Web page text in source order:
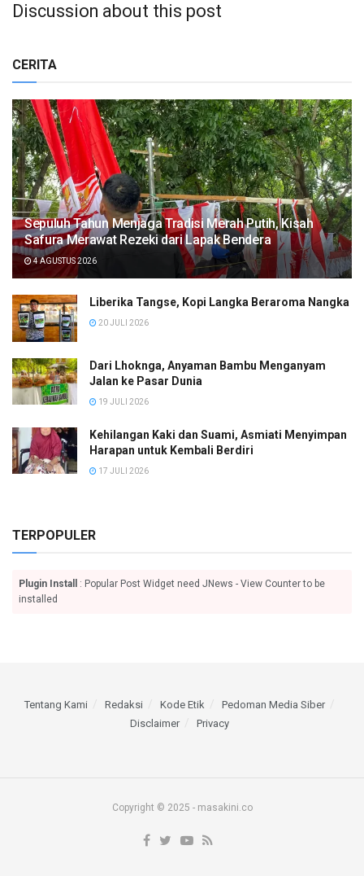
Discussion about this post
CERITA
Sepuluh Tahun Menjaga Tradisi Merah Putih, Kisah
Safura Merawat Rezeki dari Lapak Bendera
4 AGUSTUS 2026
Liberika Tangse, Kopi Langka Beraroma Nangka
20 JULI 2026
Dari Lhoknga, Anyaman Bambu Menganyam
Jalan ke Pasar Dunia
19 JULI 2026
Kehilangan Kaki dan Suami, Asmiati Menyimpan
Harapan untuk Kembali Berdiri
17 JULI 2026
TERPOPULER
Plugin Install
: Popular Post Widget need JNews - View Counter to be
installed
Tentang Kami Redaksi Kode Etik
Pedoman Media Siber
Disclaimer
Privacy
Copyright © 2025 - masakini.co